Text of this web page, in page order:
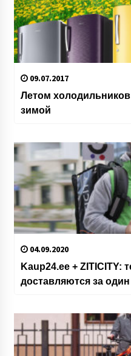
09.07.2017
Летом
зимой
04.09.2020
Kaup24.ee + ZITICITY:
доставляются за